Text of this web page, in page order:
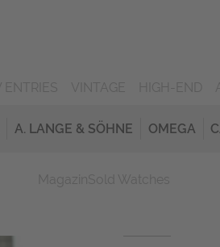
A. LANGE & SÖHNE OMEGA